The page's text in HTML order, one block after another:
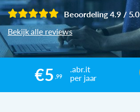
Beoordeling 4.9 / 5.0
Bekijk alle reviews
€5 ,99
.abr.it
per jaar